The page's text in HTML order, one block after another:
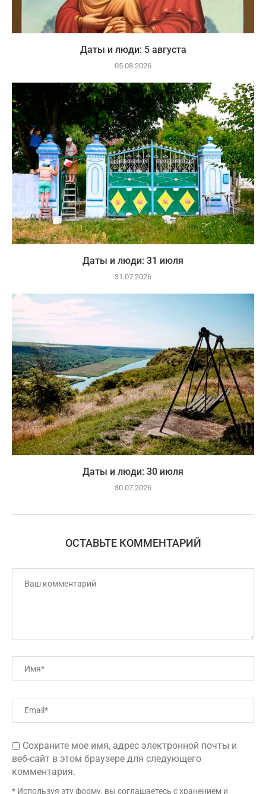
Даты и люди: 5 августа
05.08.2026
Даты и люди: 31 июля
31.07.2026
Даты и люди: 30 июля
30.07.2026
ОСТАВЬТЕ КОММЕНТАРИЙ
Сохраните мое имя, адрес электронной почты и
веб-сайт в этом браузере для следующего
комментария.
* Используя эту форму, вы соглашаетесь с хранением и